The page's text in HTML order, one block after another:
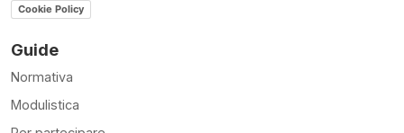
Cookie Policy
Guide
Normativa
Modulistica